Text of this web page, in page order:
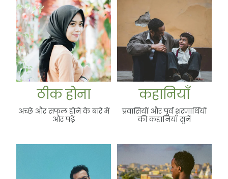
ठीक होना
अच्छे और सफल होने के बारे में
और पढ़ें
कहानियाँ
प्रवासियों और पूर्व शरणार्थियों
की कहानियाँ सुनें
चुनौतियां